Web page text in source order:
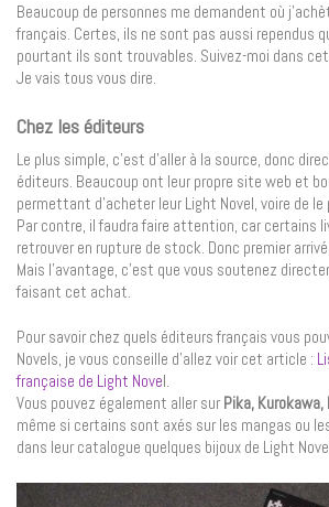
Beaucoup de personnes me demandent où
français. Certes, ils ne sont pas aussi rependus
pourtant ils sont trouvables. Suivez-moi dans
Je vais tous vous dire.
Chez les éditeurs
Le plus simple, c’est d’aller à la source, donc
éditeurs. Beaucoup ont leur propre site web et
permettant d’acheter leur Light Novel, voire de le
Par contre, il faudra faire attention, car certains
retrouver en rupture de stock. Donc premier
Mais l’avantage, c’est que vous soutenez
faisant cet achat.
Pour savoir chez quels éditeurs français vous
Novels, je vous conseille d’allez voir cet article :
française de Light Novel.
Vous pouvez également aller sur Pika,
même si certains sont axés sur les mangas ou
dans leur catalogue quelques bijoux de Light